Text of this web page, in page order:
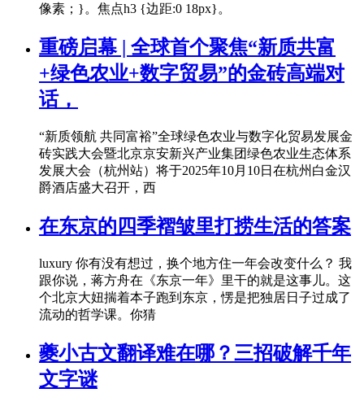
像素；}。焦点h3 {边距:0 18px}。
重磅启幕 | 全球首个聚焦“新质共富
+绿色农业+数字贸易”的金砖高端对
话，
“新质领航 共同富裕”全球绿色农业与数字化贸易发展金
砖实践大会暨北京京安新兴产业集团绿色农业生态体系
发展大会（杭州站）将于2025年10月10日在杭州白金汉
爵酒店盛大召开，西
在东京的四季褶皱里打捞生活的答案
luxury 你有没有想过，换个地方住一年会改变什么？ 我
跟你说，蒋方舟在《东京一年》里干的就是这事儿。这
个北京大妞揣着本子跑到东京，愣是把独居日子过成了
流动的哲学课。你猜
夔小古文翻译难在哪？三招破解千年
文字谜